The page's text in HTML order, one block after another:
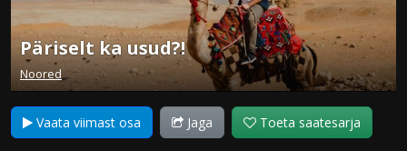
Päriselt ka usud?!
Noored
Vaata viimast osa Jaga Toeta saatesarja